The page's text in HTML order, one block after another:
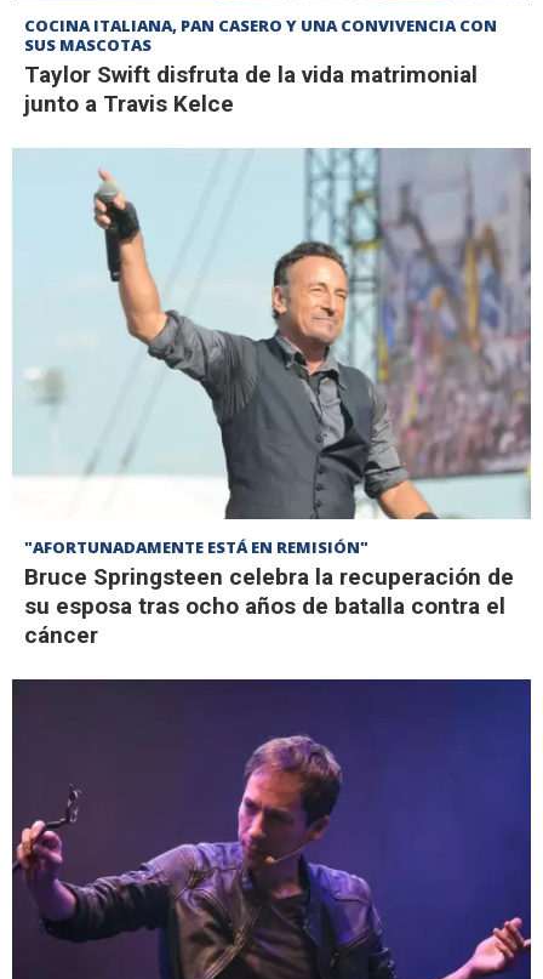
COCINA ITALIANA, PAN CASERO Y UNA CONVIVENCIA CON
SUS MASCOTAS
Taylor Swift disfruta de la vida matrimonial
junto a Travis Kelce
"AFORTUNADAMENTE ESTÁ EN REMISIÓN"
Bruce Springsteen celebra la recuperación de
su esposa tras ocho años de batalla contra el
cáncer